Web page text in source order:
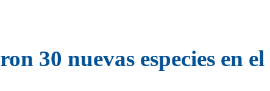
30 nuevas especies en